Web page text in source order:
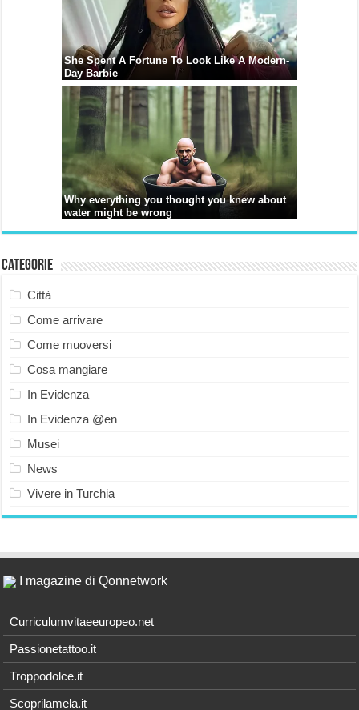
Categorie
Città
Come arrivare
Come muoversi
Cosa mangiare
In Evidenza
In Evidenza @en
Musei
News
Vivere in Turchia
I magazine di Qonnetwork
Curriculumvitaeeuropeo.net
Passionetattoo.it
Troppodolce.it
Scoprilamela.it